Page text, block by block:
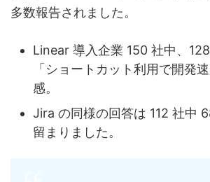
多数報告されました。
Linear 導入企業 150 社中、
「ショートカット利用で開発
感。
Jira の同様の回答は 112 社中
留まりました。